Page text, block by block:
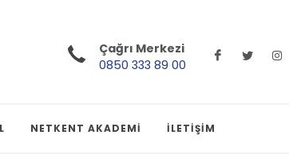
Çağrı Merkezi
0850 333 89 00
NETKENT AKADEMİ İLETİŞİM